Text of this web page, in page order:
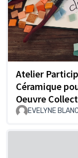
Atelier
Céramique
Oeuvre
EVELYNE